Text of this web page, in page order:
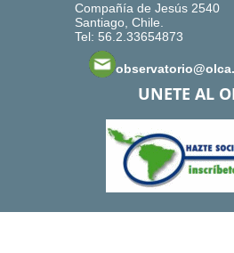
Compañía de Jesús 2540
Santiago, Chile.
Tel: 56.2.33654873
UNETE AL